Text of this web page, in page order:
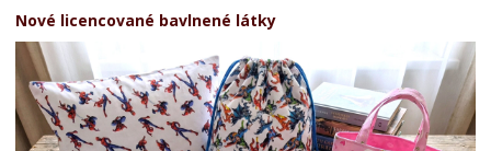
Nové licencované bavlnené látky